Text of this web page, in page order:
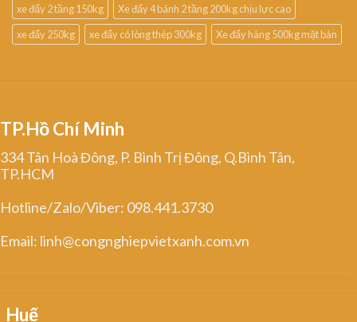
xe đẩy 2 tầng 150kg
Xe đẩy 4 bánh 2 tầng 200kg chịu lực cao
xe đẩy 250kg
xe đẩy có lòng thép 300kg Xe đẩy hàng 500kg mặt bàn
TP.Hồ Chí Minh
334 Tân Hoà Đông, P. Bình Trị Đông, Q.Bình Tân,
TP.HCM
Hotline/Zalo/Viber: 098.441.3730
Email: linh@congnghiepvietxanh.com.vn
Huế